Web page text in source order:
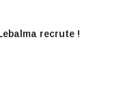
recrute !